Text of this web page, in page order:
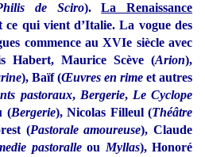
de Sciro).La Renaissance
ce qui vient d’Italie. La vogue des
commence au XVIe siècle avec
Habert, Maurice Scève (Arion),
), Baïf (Œuvres en rime et autres
pastoraux, Bergerie, Le Cyclope
(Bergerie), Nicolas Filleul (Théâtre
(Pastorale amoureuse), Claude
pastoralleou Myllas), Honoré